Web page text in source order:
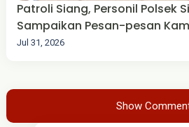
Patroli Siang, Personil Polsek
Sampaikan Pesan-pesan
Jul 31, 2026
Show